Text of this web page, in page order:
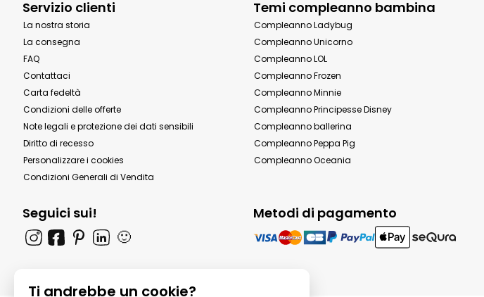
Servizio clienti
La nostra storia
La consegna
FAQ
Contattaci
Carta fedeltà
Condizioni delle offerte
Note legali e protezione dei dati sensibili
Diritto di recesso
Personalizzare i cookies
Condizioni Generali di Vendita
Temi compleanno bambina
Compleanno Ladybug
Compleanno Unicorno
Compleanno LOL
Compleanno Frozen
Compleanno Minnie
Compleanno Principesse Disney
Compleanno ballerina
Compleanno Peppa Pig
Compleanno Oceania
Seguici sui!
🙂
Metodi di pagamento
Ti andrebbe un cookie?